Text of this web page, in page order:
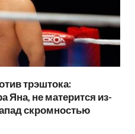
трэштока:
Яна, не матерится из-
скромностью